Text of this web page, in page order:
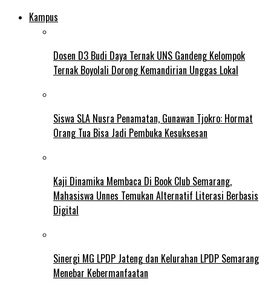
Kampus
Dosen D3 Budi Daya Ternak UNS Gandeng Kelompok
Ternak Boyolali Dorong Kemandirian Unggas Lokal
Siswa SLA Nusra Penamatan, Gunawan Tjokro: Hormat
Orang Tua Bisa Jadi Pembuka Kesuksesan
Kaji Dinamika Membaca Di Book Club Semarang,
Mahasiswa Unnes Temukan Alternatif Literasi Berbasis
Digital
Sinergi MG LPDP Jateng dan Kelurahan LPDP Semarang
Menebar Kebermanfaatan